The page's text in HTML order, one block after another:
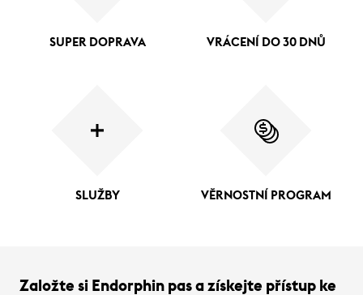
SUPER DOPRAVA VRÁCENÍ DO 30 DNŮ
SLUŽBY VĚRNOSTNÍ PROGRAM
Založte si Endorphin pas a získejte přístup ke